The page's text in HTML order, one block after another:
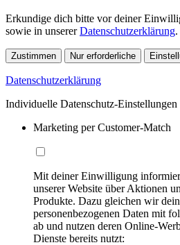
Erkundige dich bitte vor deiner
sowie in unsererDatenschutzerklärung.
Zustimmen Nur erforderliche
Datenschutzerklärung
Individuelle Datenschutz-Einstellungen
Marketing per Customer-Match
Mit deiner Einwilligung
unserer Website über Aktionen
Produkte. Dazu gleichen wir
personenbezogenen Daten mit
ab und nutzen deren Online-
Dienste bereits nutzt: